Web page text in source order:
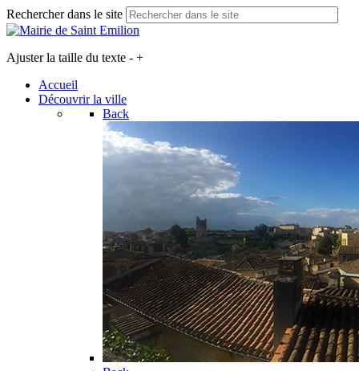
Rechercher dans le site
Ajuster la taille du texte - +
Accueil
Découvrir la ville
Back